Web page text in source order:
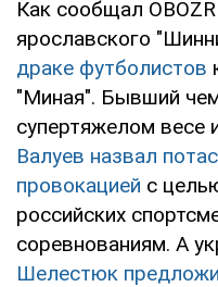
Как сообщал
ярославского
драке футболистов
"Миная". Бывший
супертяжелом весе
Валуев назвал
провокацией с
российских
соревнованиям. А
Шелестюк